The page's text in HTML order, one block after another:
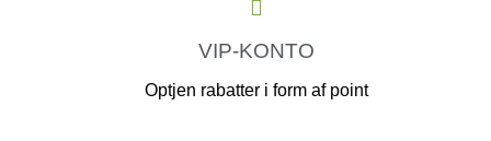
VIP-KONTO
Optjen rabatter i form af point